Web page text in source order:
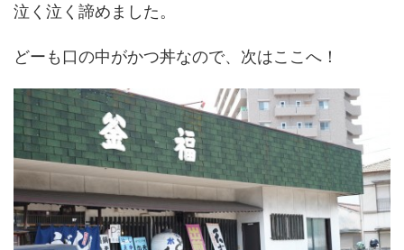
泣く泣く諦めました。
どーも口の中がかつ丼なので、次はここへ！